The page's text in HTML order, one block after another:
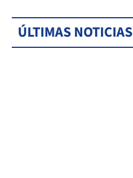
ÚLTIMAS NOTICIAS